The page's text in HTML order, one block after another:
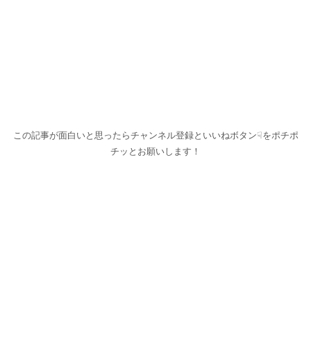
この記事が面白いと思ったらチャンネル登録といいねボタン☟をポチポ
チッとお願いします！